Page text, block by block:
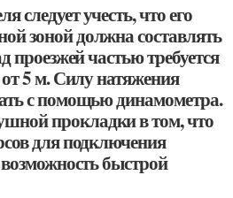
следует учесть, что его
зоной должна составлять
проезжей частью требуется
5 м. Силу натяжения
с помощью динамометра.
прокладки в том, что
для подключения
быстрой